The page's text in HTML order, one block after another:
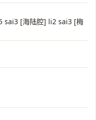
sai3 [海陆腔] li2 sai3 [梅